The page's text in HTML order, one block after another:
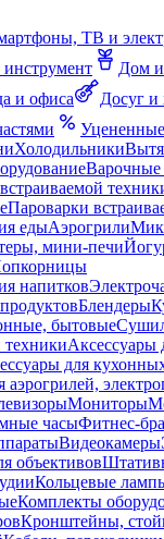
ТВ и
Дом и
и офиса
Досуг и
Холодильники
Варочные
Пароварки
едыАэрогрили
мини-печи
напитков
Блендеры
бытовые
техникиАксессуары
для
аэрогрилей,
Мониторы
часыФитнес-
Видеокамеры
объективов
Кольцевые
Комплекты
Кронштейны,